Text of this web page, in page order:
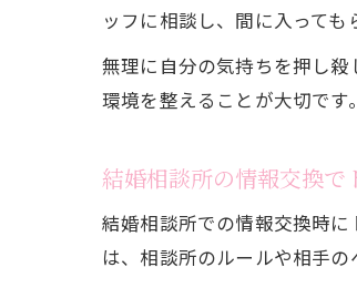
ッフに相談し、間に入って
無理に自分の気持ちを押し
環境を整えることが大切です。
結婚相談所の情報交換で
結婚相談所での情報交換時
は、相談所のルールや相手